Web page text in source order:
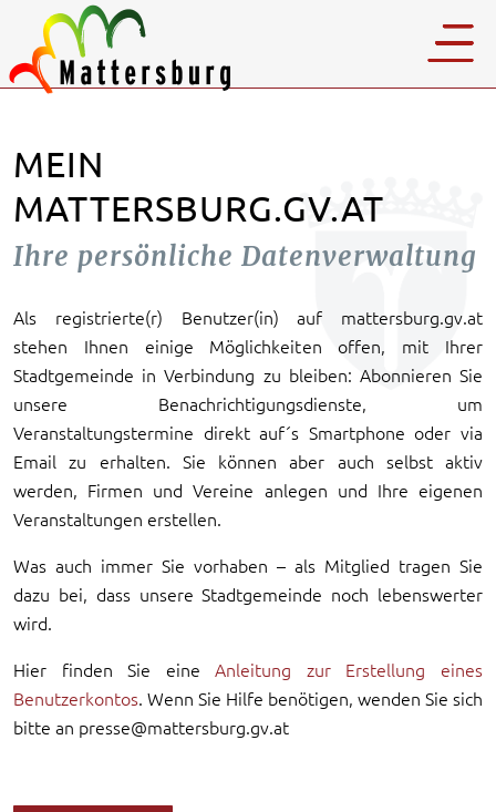
MEIN
MATTERSBURG.GV.AT
Ihre persönliche Datenverwaltung
Als registrierte(r) Benutzer(in) auf mattersburg.gv.at
stehen Ihnen einige Möglichkeiten offen, mit Ihrer
Stadtgemeinde in Verbindung zu bleiben: Abonnieren Sie
unsere Benachrichtigungsdienste, um
Veranstaltungstermine direkt auf´s Smartphone oder via
Email zu erhalten. Sie können aber auch selbst aktiv
werden, Firmen und Vereine anlegen und Ihre eigenen
Veranstaltungen erstellen.
Was auch immer Sie vorhaben – als Mitglied tragen Sie
dazu bei, dass unsere Stadtgemeinde noch lebenswerter
wird.
Hier finden Sie eineAnleitung zur Erstellung eines
Benutzerkontos. Wenn Sie Hilfe benötigen, wenden Sie sich
bitte an presse@mattersburg.gv.at